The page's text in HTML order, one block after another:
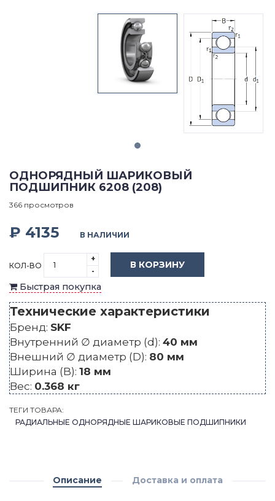
ОДНОРЯДНЫЙ ШАРИКОВЫЙ
ПОДШИПНИК 6208 (208)
366 просмотров
₽ 4135 В НАЛИЧИИ
КОЛ-ВО
+
-
В КОРЗИНУ
Быстрая покупка
Технические характеристики
Бренд: SKF
Внутренний ∅ диаметр (d): 40 мм
Внешний ∅ диаметр (D): 80 мм
Ширина (B): 18 мм
Вес: 0.368 кг
ТЕГИ ТОВАРА:
РАДИАЛЬНЫЕ ОДНОРЯДНЫЕ ШАРИКОВЫЕ ПОДШИПНИКИ
Описание Доставка и оплата